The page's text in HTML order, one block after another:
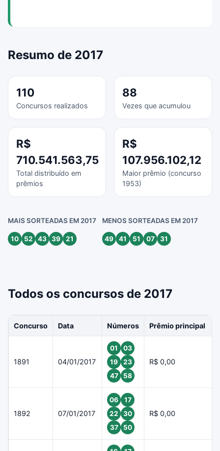
Resumo de 2017
110
Concursos realizados
88
Vezes que acumulou
R$
710.541.563,75
Total distribuído em
prêmios
R$
107.956.102,12
Maior prêmio (concurso
1953)
MAIS SORTEADAS EM 2017
10 52 43 39 21
MENOS SORTEADAS EM 2017
49 41 51 07 31
Todos os concursos de 2017
Concurso Data Números Prêmio principal
1891 04/01/2017
01
03
19
23
47
58
R$ 0,00
1892 07/01/2017
06
17
22
30
37
50
R$ 0,00